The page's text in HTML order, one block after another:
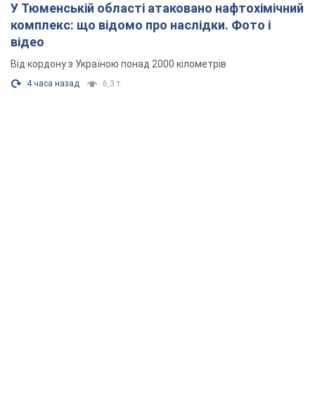
У Тюменській області атаковано нафтохімічний
комплекс: що відомо про наслідки. Фото і
відео
Від кордону з Україною понад 2000 кілометрів
4 часа назад 6,3 т.